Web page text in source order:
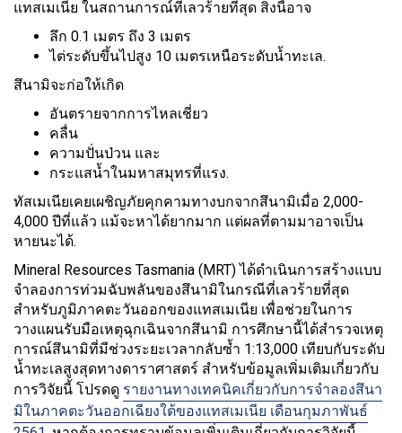
แทสเมเนีย ในสถานการณ์ที่เลวร้ายที่สุด สิ่งนี้อาจ
ลึก 0.1 เมตร ถึง 3 เมตร
ไต่ระดับขึ้นไปสูง 10 เมตรเหนือระดับน้ำทะเล.
สึนามิจะก่อให้เกิด
อันตรายจากการไหลเชี่ยว
คลื่น
ความปั่นป่วน และ
กระแสน้ำในมหาสมุทรที่แรง.
ทัสเมเนียเคยเผชิญภัยคุกคามทางบกจากสึนามิเมื่อ 2,000-
4,000 ปีที่แล้ว แม้จะหาได้ยากมาก แต่ผลที่ตามมาอาจเป็น
หายนะได้.
Mineral Resources Tasmania (MRT) ได้ดำเนินการสร้างแบบ
จำลองการท่วมฉับพลันของสึนามิในกรณีที่เลวร้ายที่สุด
สำหรับภูมิภาคตะวันออกของแทสเมเนีย เพื่อช่วยในการ
วางแผนรับมือเหตุฉุกเฉินจากสึนามิ การศึกษานี้ได้สำรวจเหตุ
การณ์สึนามิที่มีช่วงระยะเวลากลับซ้ำ 1:13,000 เทียบกับระดับ
น้ำทะเลสูงสุดทางดาราศาสตร์ สำหรับข้อมูลเพิ่มเติมเกี่ยวกับ
การวิจัยนี้ โปรดดู รายงานทางเทคนิคเกี่ยวกับการจำลองสึนา
มิในภาคตะวันออกเฉียงใต้ของแทสเมเนีย เดือนกุมภาพันธ์